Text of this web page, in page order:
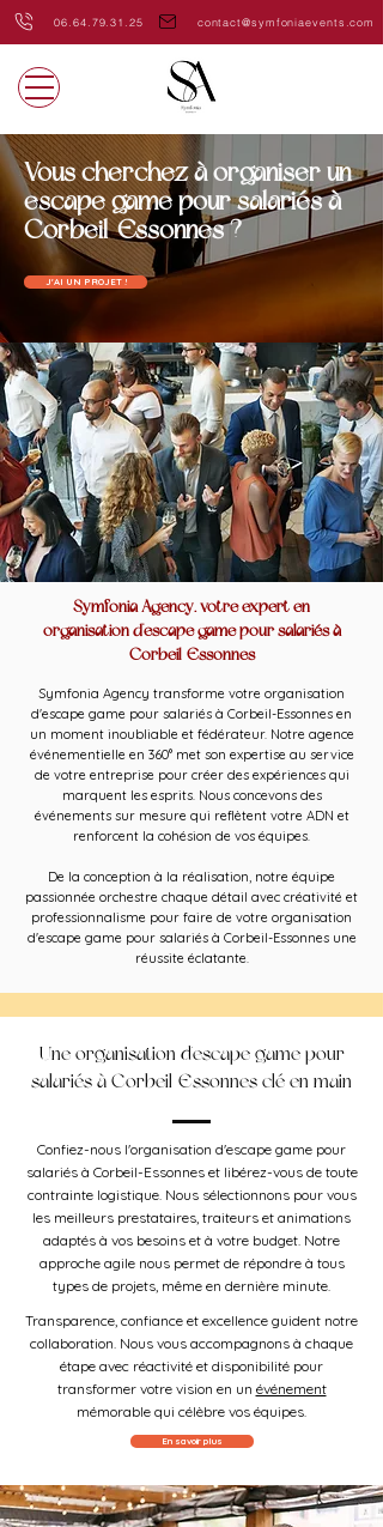
06.64.79.31.25 contact@symfoniaevents.com
Vous cherchez à organiser un
escape game pour salariés à
Corbeil-Essonnes ?
J'AI UN PROJET !
Symfonia Agency, votre expert en
organisation d'escape game pour salariés à
Corbeil-Essonnes
Symfonia Agency transforme votre organisation
d'escape game pour salariés à Corbeil-Essonnes en
un moment inoubliable et fédérateur. Notre agence
événementielle en 360° met son expertise au service
de votre entreprise pour créer des expériences qui
marquent les esprits. Nous concevons des
événements sur mesure qui reflètent votre ADN et
renforcent la cohésion de vos équipes.
De la conception à la réalisation, notre équipe
passionnée orchestre chaque détail avec créativité et
professionnalisme pour faire de votre organisation
d'escape game pour salariés à Corbeil-Essonnes une
réussite éclatante.
Une organisation d'escape game pour
salariés à Corbeil-Essonnes clé en main
Confiez-nous l'organisation d'escape game pour
salariés à Corbeil-Essonnes et libérez-vous de toute
contrainte logistique. Nous sélectionnons pour vous
les meilleurs prestataires, traiteurs et animations
adaptés à vos besoins et à votre budget. Notre
approche agile nous permet de répondre à tous
types de projets, même en dernière minute.
Transparence, confiance et excellence guident notre
collaboration. Nous vous accompagnons à chaque
étape avec réactivité et disponibilité pour
transformer votre vision en un événement
mémorable qui célèbre vos équipes.
En savoir plus